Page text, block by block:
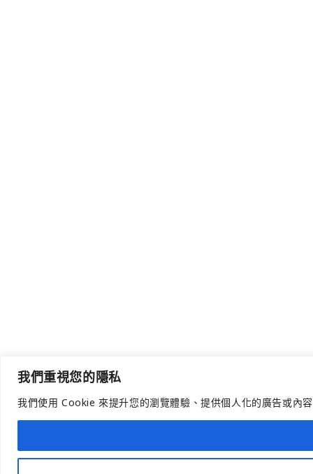
我們重視您的隱私
我們使用 Cookie 來提升您的瀏覽體驗、提供個人化的廣告或內